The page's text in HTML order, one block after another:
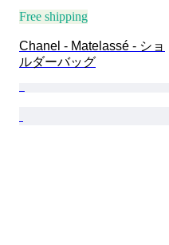
Free shipping
Chanel - Matelassé - ショ
ルダーバッグ